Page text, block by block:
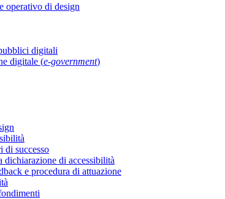
operativo di design
digitali
digitale (e-government)
di successo
dichiarazione di accessibilità
e procedura di attuazione